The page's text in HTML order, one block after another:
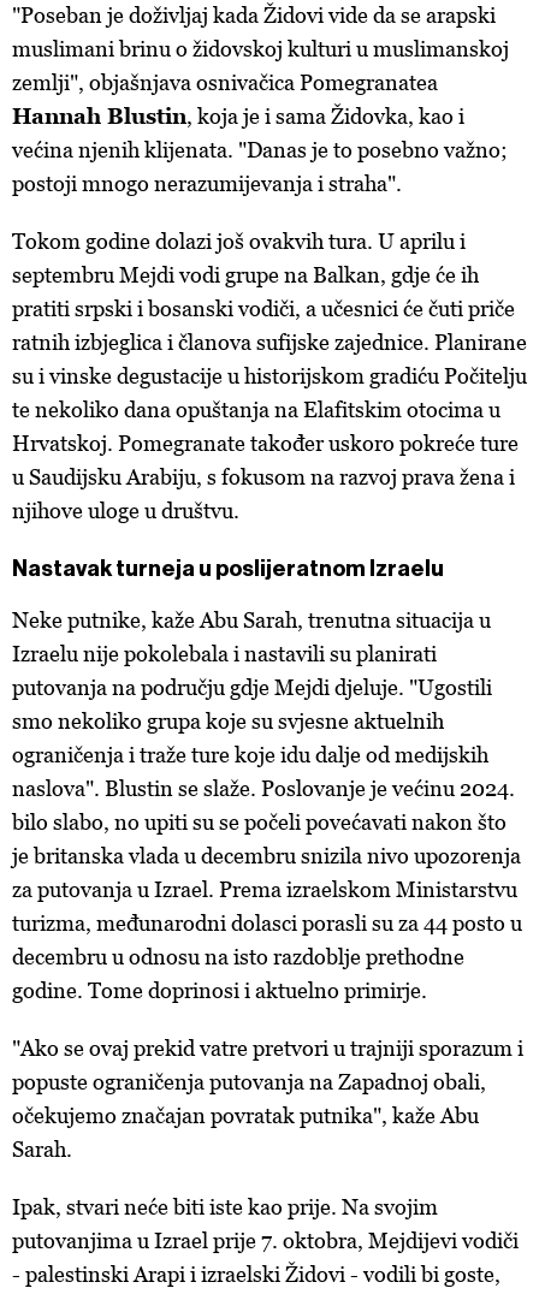
"Poseban je doživljaj kada Židovi vide da se arapski
muslimani brinu o židovskoj kulturi u muslimanskoj
zemlji", objašnjava osnivačica Pomegranatea
Hannah Blustin, koja je i sama Židovka, kao i
većina njenih klijenata. "Danas je to posebno važno;
postoji mnogo nerazumijevanja i straha".
Tokom godine dolazi još ovakvih tura. U aprilu i
septembru Mejdi vodi grupe na Balkan, gdje će ih
pratiti srpski i bosanski vodiči, a učesnici će čuti priče
ratnih izbjeglica i članova sufijske zajednice. Planirane
su i vinske degustacije u historijskom gradiću Počitelju
te nekoliko dana opuštanja na Elafitskim otocima u
Hrvatskoj. Pomegranate također uskoro pokreće ture
u Saudijsku Arabiju, s fokusom na razvoj prava žena i
njihove uloge u društvu.
Nastavak turneja u poslijeratnom Izraelu
Neke putnike, kaže Abu Sarah, trenutna situacija u
Izraelu nije pokolebala i nastavili su planirati
putovanja na području gdje Mejdi djeluje. "Ugostili
smo nekoliko grupa koje su svjesne aktuelnih
ograničenja i traže ture koje idu dalje od medijskih
naslova". Blustin se slaže. Poslovanje je većinu 2024.
bilo slabo, no upiti su se počeli povećavati nakon što
je britanska vlada u decembru snizila nivo upozorenja
za putovanja u Izrael. Prema izraelskom Ministarstvu
turizma, međunarodni dolasci porasli su za 44 posto u
decembru u odnosu na isto razdoblje prethodne
godine. Tome doprinosi i aktuelno primirje.
"Ako se ovaj prekid vatre pretvori u trajniji sporazum i
popuste ograničenja putovanja na Zapadnoj obali,
očekujemo značajan povratak putnika", kaže Abu
Sarah.
Ipak, stvari neće biti iste kao prije. Na svojim
putovanjima u Izrael prije 7. oktobra, Mejdijevi vodiči
- palestinski Arapi i izraelski Židovi - vodili bi goste,